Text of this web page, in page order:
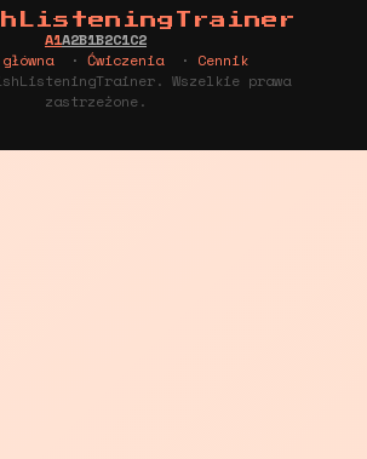
A1A2B1B2C1C2
· Ćwiczenia · Cennik
Wszelkie prawa
zastrzeżone.